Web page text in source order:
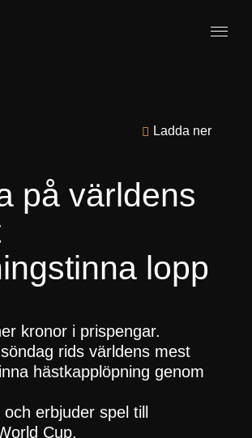
Ladda ner
på världens
lopp
kronor i prispengar.
rids världens mest
hästkapplöpning genom
erbjuder spel till
Cup.